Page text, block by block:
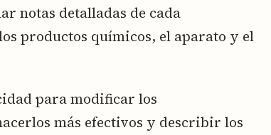
notas detalladas de cada
productos químicos, el aparato y el
para modificar los
más efectivos y describir los